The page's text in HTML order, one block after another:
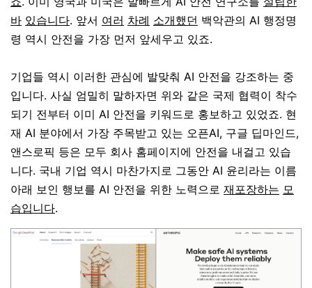
바 있습니다. 앞서 여러 차례 소개했던 백악관의 AI 행정명
령 역시 안전을 가장 먼저 앞세우고 있죠.
기업들 역시 이러한 관심에 발맞춰 AI 안전을 강조하는 중
입니다. 사실 엄밀히 말하자면 위와 같은 국제 협력이 착수
되기 전부터 이미 AI 안전을 키워드로 홍보하고 있었죠. 현
재 AI 분야에서 가장 주목받고 있는 오픈AI, 구글 딥마인드,
앤스로픽 등은 모두 회사 홈페이지에 안전을 내걸고 있습
니다. 국내 기업 역시 마찬가지로 그동안 AI 윤리라는 이름
아래 보인 행보를 AI 안전을 위한 노력으로 재포장하는 모
습입니다.